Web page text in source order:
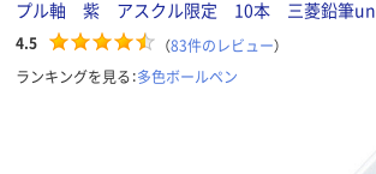
プル軸 紫 アスクル限定 10本 三菱鉛筆uni
4.5 （83件のレビュー）
ランキングを見る：多色ボールペン